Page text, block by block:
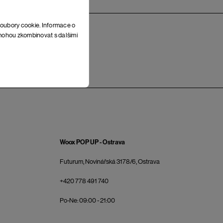
cookie. Informace o
zkombinovat s dalšími
Woox POP UP - Ostrava
Futurum, Novinářská 3178/6, Ostrava
+420 778 491 740
Po-Ne: 09:00 - 21:00